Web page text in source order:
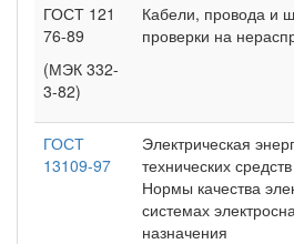
ГОСТ 121
76-89
(МЭК 332-
3-82)
Кабели, провода и
проверки на
ГОСТ
13109-97
Электрическая
технических
Нормы качества
системах
назначения